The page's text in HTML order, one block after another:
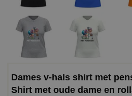
Dames v-hals shirt met
Shirt met oude dame en